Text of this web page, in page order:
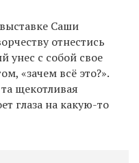
Саши
отнестись
унес с собой свое
«зачем всё это?».
щекотливая
глаза на какую-то